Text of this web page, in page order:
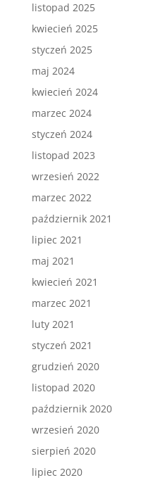
listopad 2025
kwiecień 2025
styczeń 2025
maj 2024
kwiecień 2024
marzec 2024
styczeń 2024
listopad 2023
wrzesień 2022
marzec 2022
październik 2021
lipiec 2021
maj 2021
kwiecień 2021
marzec 2021
luty 2021
styczeń 2021
grudzień 2020
listopad 2020
październik 2020
wrzesień 2020
sierpień 2020
lipiec 2020